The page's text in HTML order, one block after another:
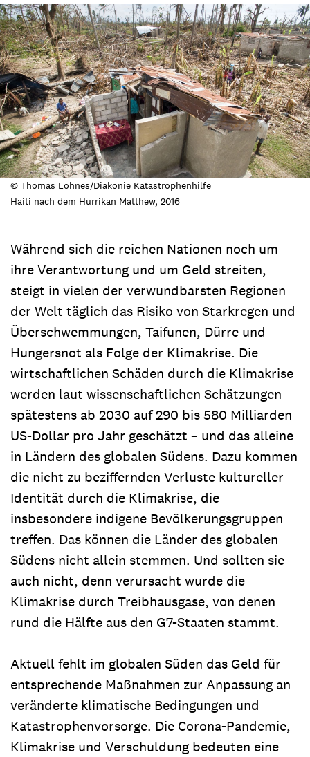
© Thomas Lohnes/Diakonie Katastrophenhilfe
Haiti nach dem Hurrikan Matthew, 2016
Während sich die reichen Nationen noch um
ihre Verantwortung und um Geld streiten,
steigt in vielen der verwundbarsten Regionen
der Welt täglich das Risiko von Starkregen und
Überschwemmungen, Taifunen, Dürre und
Hungersnot als Folge der Klimakrise. Die
wirtschaftlichen Schäden durch die Klimakrise
werden laut wissenschaftlichen Schätzungen
spätestens ab 2030 auf 290 bis 580 Milliarden
US-Dollar pro Jahr geschätzt – und das alleine
in Ländern des globalen Südens. Dazu kommen
die nicht zu beziffernden Verluste kultureller
Identität durch die Klimakrise, die
insbesondere indigene Bevölkerungsgruppen
treffen. Das können die Länder des globalen
Südens nicht allein stemmen. Und sollten sie
auch nicht, denn verursacht wurde die
Klimakrise durch Treibhausgase, von denen
rund die Hälfte aus den G7-Staaten stammt.
Aktuell fehlt im globalen Süden das Geld für
entsprechende Maßnahmen zur Anpassung an
veränderte klimatische Bedingungen und
Katastrophenvorsorge. Die Corona-Pandemie,
Klimakrise und Verschuldung bedeuten eine